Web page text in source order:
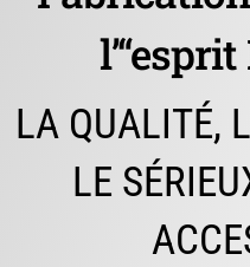
LA QUALITÉ,
LE